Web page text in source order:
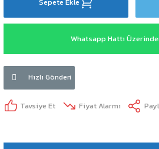
Whatsapp Hattı
Hızlı Gönderi
Tavsiye Et Fiyat Alarmı